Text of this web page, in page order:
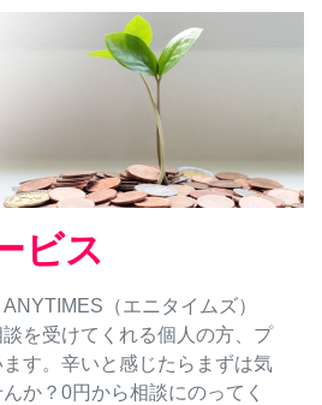
ビス
（エニタイムズ）
を受けてくれる個人の方、プ
す。辛いと感じたらまずは気
か？0円から相談にのってく